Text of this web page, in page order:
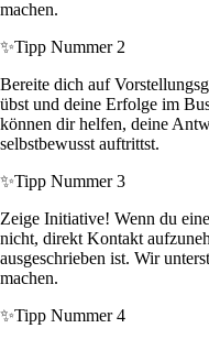
machen.
✨Tipp Nummer 2
Bereite dich auf
übst und deine Erfolge im
können dir helfen, deine
selbstbewusst auftrittst.
✨Tipp Nummer 3
Zeige Initiative! Wenn du
nicht, direkt Kontakt
ausgeschrieben ist. Wir
machen.
✨Tipp Nummer 4